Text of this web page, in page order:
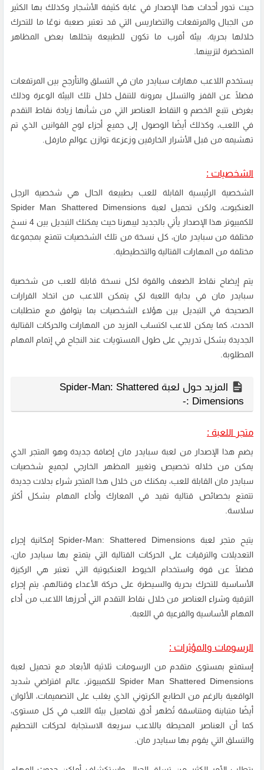
حيث تدور أحداث هذا الإصدار في غابة كثيفة الأشجار وكذلك بها الكثير
من الجبال والمرتفعات والتضاريس التي قد تعتبر صعبة نوعًا ما للتحرك
خلالها بحرية، بيئة أقرب ما تكون للطبيعة يتخللها بعض المظاهر
المتحضرة لتزيينها.
يستخدم اللاعب مهارات سبايدر مان في التسلق والتأرجح بين المرتفعات
فضلًا عن القفز والتسلل بمرونة للتنقل خلال تلك البيئة الوعرة وذلك
بغرض تتبع الخصم و التقاط العناصر التي من شأنها زيادة نقاط التقدم
في اللعب، وكذلك أيضًا الوصول إلى جميع أجزاء لوح القوانين الذي تم
تهشيمه من قبل الأشرار الخارقين وزعزعة توازن عوالم مارفل.
الشخصيات :
الشخصية الرئيسية القابلة للعب بطبيعة الحال هي شخصية الرجل
العنكبوت، ولكن تحميل لعبة Spider Man Shattered Dimensions
للكمبيوتر هذا الإصدار يأتي بالجديد ليبهرنا حيث يمكنك التبديل بين 4 نسخ
مختلفة من سبايدر مان، كل نسخة من تلك الشخصيات تتمتع بمجموعة
مختلفة من المهارات القتالية والتخطيطية.
يتم إيضاح نقاط الضعف والقوة لكل نسخة قابلة للعب من شخصية
سبايدر مان في بداية اللعبة لكي يتمكن اللاعب من اتخاذ القرارات
الصحيحة في التبديل بين هؤلاء الشخصيات بما يتوافق مع متطلبات
الحدث، كما يمكن للاعب اكتساب المزيد من المهارات والحركات القتالية
الجديدة بشكل تدريجي على طول المستويات عند النجاح في إتمام المهام
المطلوبة.
المزيد حول لعبة Spider-Man: Shattered
Dimensions :-
متجر اللعبة :
يضم هذا الإصدار من لعبة سبايدر مان إضافة جديدة وهو المتجر الذي
يمكن من خلاله تخصيص وتغيير المظهر الخارجي لجميع شخصيات
سبايدر مان القابلة للعب، يمكنك من خلال هذا المتجر شراء بدلات جديدة
تتمتع بخصائص قتالية تفيد في المعارك وأداء المهام بشكل أكثر
سلاسة.
يتيح متجر لعبةSpider-Man: Shattered Dimensions إمكانية إجراء
التعديلات والترقيات على الحركات القتالية التي يتمتع بها سبايدر مان،
فضلًا عن قوة واستخدام الخيوط العنكبوتية التي تعتبر هي الركيزة
الأساسية للتحرك بحرية والسيطرة على حركة الأعداء وقتالهم، يتم إجراء
الترقية وشراء العناصر من خلال نقاط التقدم التي أحرزها اللاعب من أداء
المهام الأساسية والفرعية في اللعبة.
الرسومات والمؤثرات :
إستمتع بمستوى متقدم من الرسومات ثلاثية الأبعاد مع تحميل لعبة
Spider Man Shattered Dimensions للكمبيوتر، عالم افتراضي شديد
الواقعية بالرغم من الطابع الكرتوني الذي يغلب على التصميمات، الألوان
أيضًا متباينة ومتناسقة تُظهر أدق تفاصيل بيئة اللعب في كل مستوى،
كما أن العناصر المحيطة باللاعب سريعة الاستجابة لحركات التحطيم
والتسلق التي يقوم بها سبايدر مان.